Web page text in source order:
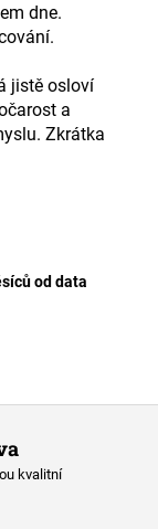
dne.
jistě osloví
a
Zkrátka
od data
kvalitní